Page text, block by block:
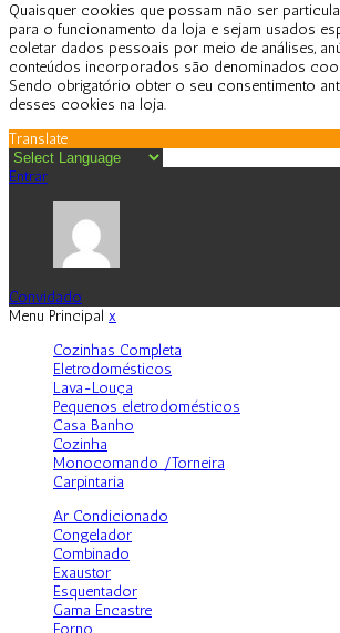
Quaisquer cookies que possam não ser
para o funcionamento da loja e sejam usados
coletar dados pessoais por meio de análises,
conteúdos incorporados são denominados
Sendo obrigatório obter o seu consentimento
desses cookies na loja.
Translate
Entrar
Convidado
Menu Principalx
Cozinhas Completa
Eletrodomésticos
Lava-Louça
Pequenos eletrodomésticos
Casa Banho
Cozinha
Monocomando /Torneira
Carpintaria
Ar Condicionado
Congelador
Combinado
Exaustor
Esquentador
Gama Encastre